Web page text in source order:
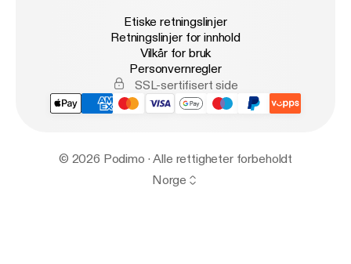
Etiske retningslinjer
Retningslinjer for innhold
Vilkår for bruk
Personvernregler
SSL-sertifisert side
© 2026 Podimo · Alle rettigheter forbeholdt
Norge